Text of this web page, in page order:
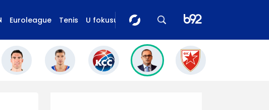
Euroleague Tenis U fokusu